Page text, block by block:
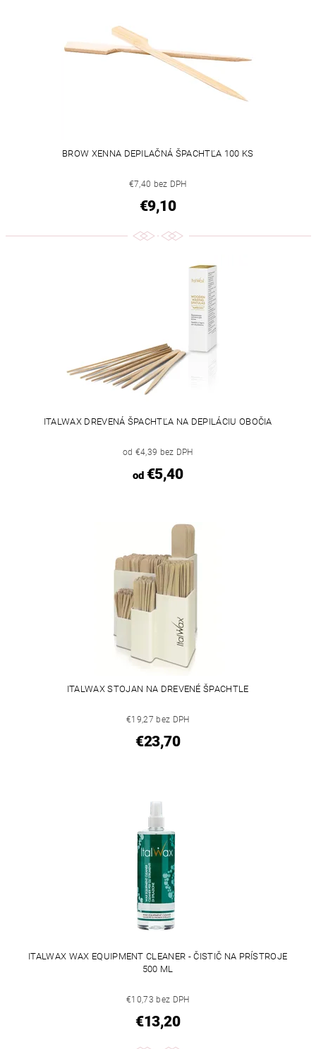
BROW XENNA DEPILAČNÁ ŠPACHTĽA 100 KS
€7,40 bez DPH
€9,10
ITALWAX DREVENÁ ŠPACHTĽA NA DEPILÁCIU OBOČIA
od €4,39 bez DPH
od€5,40
ITALWAX STOJAN NA DREVENÉ ŠPACHTLE
€19,27 bez DPH
€23,70
ITALWAX WAX EQUIPMENT CLEANER - ČISTIČ NA PRÍSTROJE
500 ML
€10,73 bez DPH
€13,20